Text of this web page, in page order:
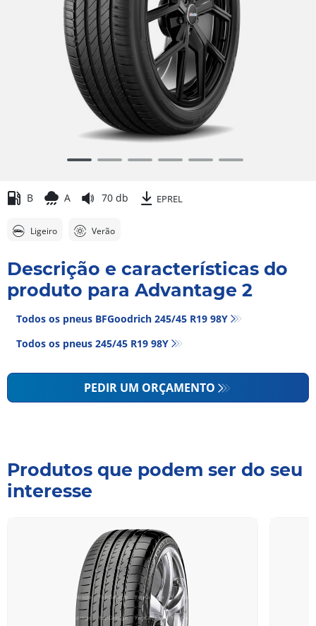
6B A 70 db EPREL
Ligeiro Verão
Descrição e características do
produto para Advantage 2
Todos os pneus BFGoodrich 245/45 R19 98Y
Todos os pneus‎ 245/45 R19 98Y
PEDIR UM ORÇAMENTO
Produtos que podem ser do seu
interesse